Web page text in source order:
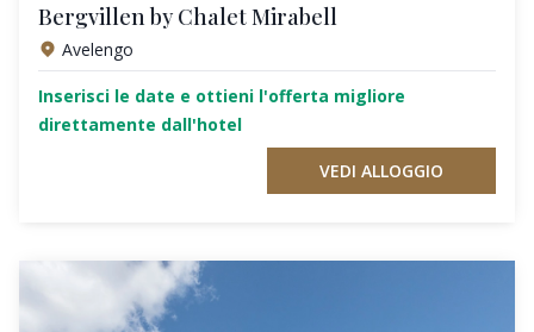
Bergvillen by Chalet Mirabell
Avelengo
Inserisci le date e ottieni l'offerta migliore
direttamente dall'hotel
VEDI ALLOGGIO